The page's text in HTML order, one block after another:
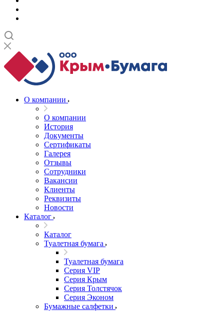
О компании
О компании
История
Документы
Сертификаты
Галерея
Отзывы
Сотрудники
Вакансии
Клиенты
Реквизиты
Новости
Каталог
Каталог
Туалетная бумага
Туалетная бумага
Серия VIP
Серия Крым
Серия Толстячок
Серия Эконом
Бумажные салфетки